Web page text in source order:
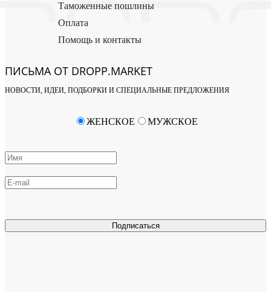
Таможенные пошлины
Оплата
Помощь и контакты
ПИСЬМА ОТ DROPP.MARKET
НОВОСТИ, ИДЕИ, ПОДБОРКИ И СПЕЦИАЛЬНЫЕ ПРЕДЛОЖЕНИЯ
Подписаться
ЖЕНСКОЕ МУЖСКОЕ